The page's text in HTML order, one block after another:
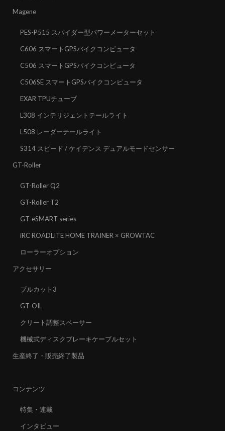
Magene
PES-P515 スパイダー型パワーメーターセット
C606 スマートGPSバイクコンピュータ
C506 スマートGPSバイクコンピュータ
C506SE スマートGPSバイクコンピュータ
EXAR TPUチューブ
L308 インテリジェントテールライト
L508 レーダーテールライト
S314 スピード / ケイデンス デュアルモードセンサー
GT-Roller
GT-Roller Q2
GT-Roller T2
GT-eSMART series
iRC ROADLITE HOME TRAINER × GROWTAC
ローラーオプション
アクセサリー
ブルカット3
GT-OIL
クリート調整スペーサー
機械式ディスクブレーキケーブルセット
生産終了・販売終了製品
コンテンツ
特集・連載
インタビュー